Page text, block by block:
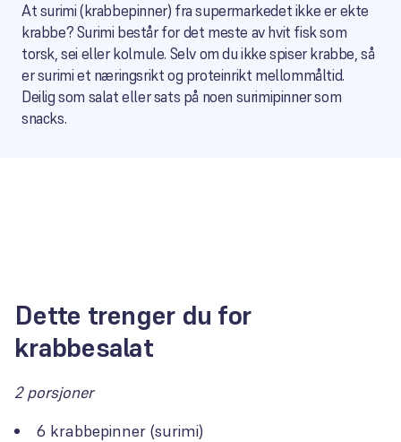
At surimi (krabbepinner) fra supermarkedet ikke er ekte
krabbe? Surimi består for det meste av hvit fisk som
torsk, sei eller kolmule. Selv om du ikke spiser krabbe, så
er surimi et næringsrikt og proteinrikt mellommåltid.
Deilig som salat eller sats på noen surimipinner som
snacks.
Dette trenger du for
krabbesalat
2 porsjoner
6 krabbepinner (surimi)